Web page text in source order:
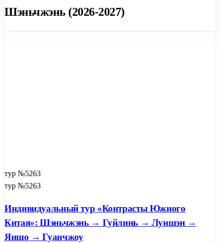
Шэньчжэнь (2026-2027)
тур №5263
тур №5263
Индивидуальный тур «Контрасты Южного
Китая»: Шэньчжэнь → Гуйлинь → Луншэн →
Яншо → Гуанчжоу